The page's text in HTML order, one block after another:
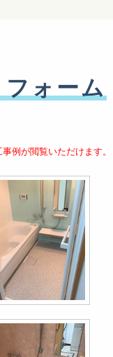
ォーム
例が閲覧いただけます。